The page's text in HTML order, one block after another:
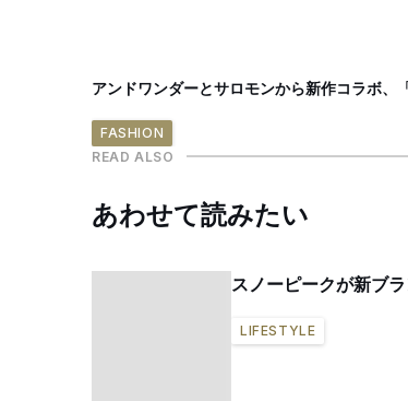
アンドワンダーとサロモンから新作コラボ、
FASHION
READ ALSO
あわせて読みたい
スノーピークが新ブ
LIFESTYLE